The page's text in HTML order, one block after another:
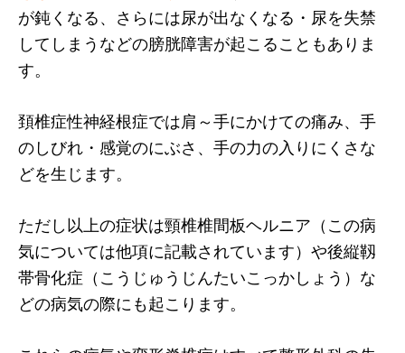
が鈍くなる、さらには尿が出なくなる・尿を失禁
してしまうなどの膀胱障害が起こることもありま
す。
頚椎症性神経根症では肩～手にかけての痛み、手
のしびれ・感覚のにぶさ、手の力の入りにくさな
どを生じます。
ただし以上の症状は頸椎椎間板ヘルニア（この病
気については他項に記載されています）や後縦靱
帯骨化症（こうじゅうじんたいこっかしょう）な
どの病気の際にも起こります。